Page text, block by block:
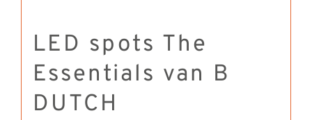
LED spots The
Essentials van B
DUTCH